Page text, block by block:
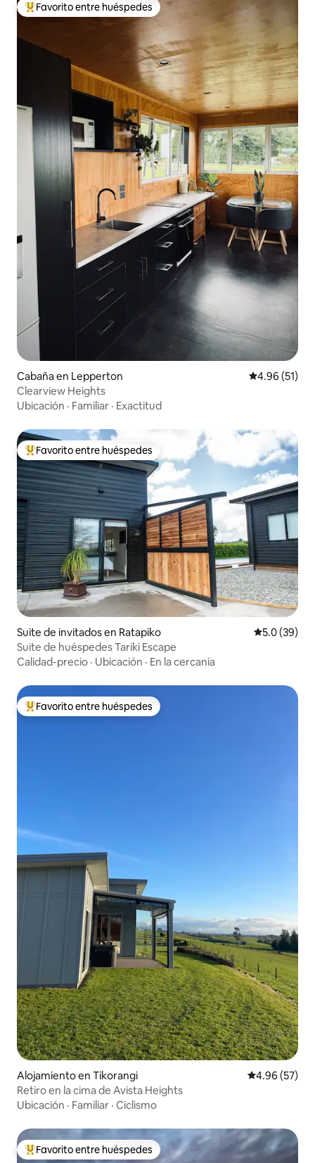
Favorito entre huéspedes preferido
Favorito entre huéspedes
Cabaña en Lepperton Calificación
4.96 (51)
Clearview Heights
Ubicación · Familiar · Exactitud
Favorito entre huéspedes preferido
Favorito entre huéspedes
Suite de invitados en Ratapiko Calificación
5.0 (39)
Suite de huéspedes Tariki Escape
Calidad-precio · Ubicación · En la cercanía
Favorito entre huéspedes preferido
Favorito entre huéspedes
Alojamiento en Tikorangi Calificación
4.96 (57)
Retiro en la cima de Avista Heights
Ubicación · Familiar · Ciclismo
Favorito entre huéspedes preferido
Favorito entre huéspedes